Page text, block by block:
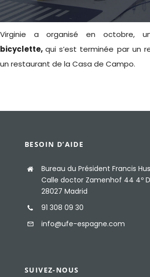
Sites d’intérêt
Adhérer à l’UFE
Virginie a organisé en octobre,
bicyclette,qui s’est terminée par un
un restaurant de la Casa de Campo.
BESOIN D’AIDE
Bureau du Président Francis
Calle doctor Zamenhof 44 4º D
28027 Madrid
91 308 09 30
info@ufe-espagne.com
SUIVEZ-NOUS